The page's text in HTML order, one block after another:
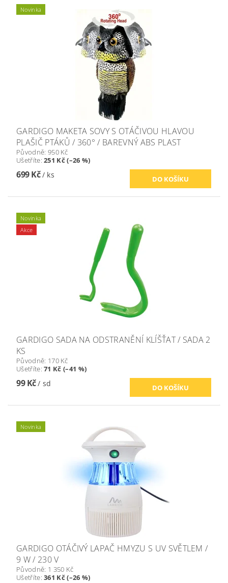
Novinka
GARDIGO MAKETA SOVY S OTÁČIVOU HLAVOU
PLAŠIČ PTÁKŮ / 360° / BAREVNÝ ABS PLAST
Původně: 950 Kč
Ušetříte:251 Kč (–26 %)
699 Kč/ ks
Novinka
Akce
GARDIGO SADA NA ODSTRANĚNÍ KLÍŠŤAT / SADA 2
KS
Původně: 170 Kč
Ušetříte:71 Kč (–41 %)
99 Kč/ sd
Novinka
GARDIGO OTÁČIVÝ LAPAČ HMYZU S UV SVĚTLEM /
9 W / 230 V
Původně: 1 350 Kč
Ušetříte:361 Kč (–26 %)